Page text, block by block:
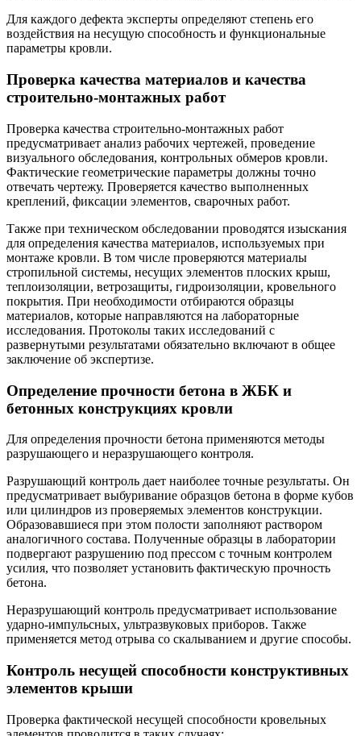
Для каждого дефекта эксперты определяют степень его
воздействия на несущую способность и функциональные
параметры кровли.
Проверка качества материалов и качества
строительно-монтажных работ
Проверка качества строительно-монтажных работ
предусматривает анализ рабочих чертежей, проведение
визуального обследования, контрольных обмеров кровли.
Фактические геометрические параметры должны точно
отвечать чертежу. Проверяется качество выполненных
креплений, фиксации элементов, сварочных работ.
Также при техническом обследовании проводятся изыскания
для определения качества материалов, используемых при
монтаже кровли. В том числе проверяются материалы
стропильной системы, несущих элементов плоских крыш,
теплоизоляции, ветрозащиты, гидроизоляции, кровельного
покрытия. При необходимости отбираются образцы
материалов, которые направляются на лабораторные
исследования. Протоколы таких исследований с
развернутыми результатами обязательно включают в общее
заключение об экспертизе.
Определение прочности бетона в ЖБК и
бетонных конструкциях кровли
Для определения прочности бетона применяются методы
разрушающего и неразрушающего контроля.
Разрушающий контроль дает наиболее точные результаты. Он
предусматривает выбуривание образцов бетона в форме кубов
или цилиндров из проверяемых элементов конструкции.
Образовавшиеся при этом полости заполняют раствором
аналогичного состава. Полученные образцы в лаборатории
подвергают разрушению под прессом с точным контролем
усилия, что позволяет установить фактическую прочность
бетона.
Неразрушающий контроль предусматривает использование
ударно-импульсных, ультразвуковых приборов. Также
применяется метод отрыва со скалыванием и другие способы.
Контроль несущей способности конструктивных
элементов крыши
Проверка фактической несущей способности кровельных